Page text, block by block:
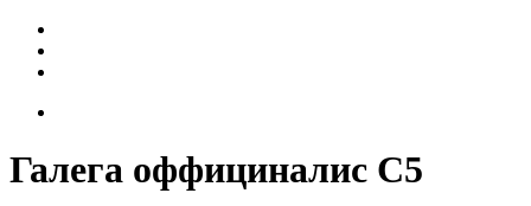
Галега оффициналис С5